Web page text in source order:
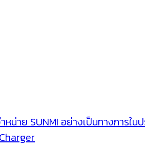
หน่าย SUNMI อย่างเป็นทางการใน